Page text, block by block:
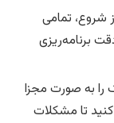
شروع، تمامی
برنامه‌ریزی
را به صورت مجزا
تا مشکلات